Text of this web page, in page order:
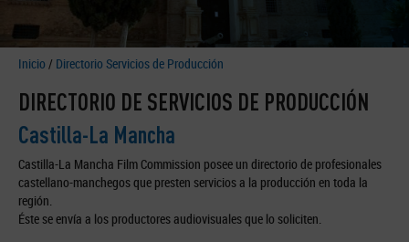
Inicio / Directorio Servicios de Producción
DIRECTORIO DE SERVICIOS DE PRODUCCIÓN
Castilla-La Mancha
Castilla-La Mancha Film Commission posee un directorio de profesionales
castellano-manchegos que presten servicios a la producción en toda la
región.
Éste se envía a los productores audiovisuales que lo soliciten.